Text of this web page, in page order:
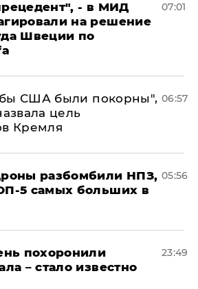
- в МИД
на решение
Швеции по
07:01
США были покорны",
цель
Кремля
06:57
разбомбили НПЗ,
5 самых больших в
05:56
похоронили
– стало известно
23:49